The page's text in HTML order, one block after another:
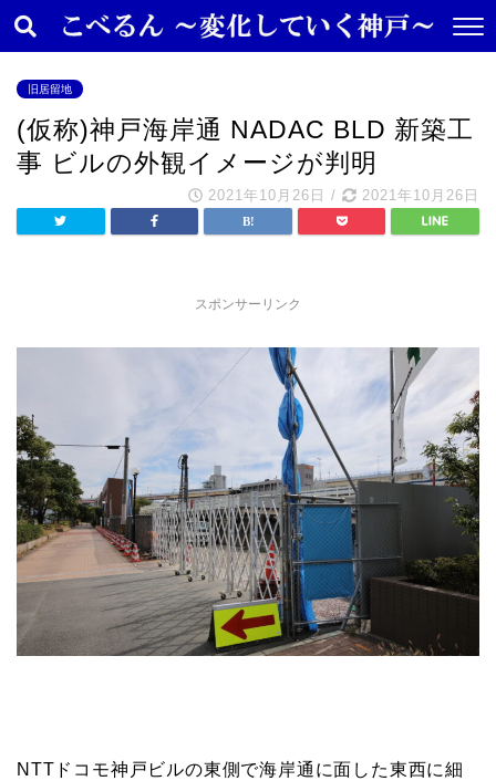
旧居留地
(仮称)神戸海岸通 NADAC BLD 新築工
事 ビルの外観イメージが判明
2021年10月26日 / 2021年10月26日
スポンサーリンク
NTTドコモ神戸ビルの東側で海岸通に面した東西に細